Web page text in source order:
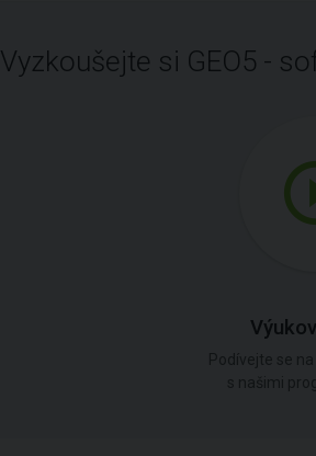
Vyzkoušejte si GEO5 -